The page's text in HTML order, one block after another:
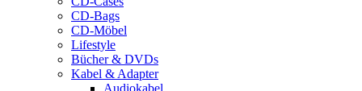
CD-Bags
CD-Möbel
Lifestyle
Bücher & DVDs
Kabel & Adapter
Audiokabel